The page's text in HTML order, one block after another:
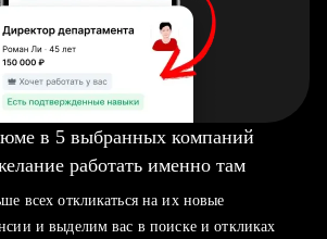
в 5 выбранных компаний
работать именно там
всех откликаться на их новые
и выделим вас в поиске и откликах